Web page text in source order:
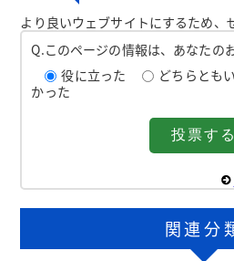
より良いウェブサイトにするため、
Q.このページの情報は、あなたの
役に立った
どちらとも
かった
関連分